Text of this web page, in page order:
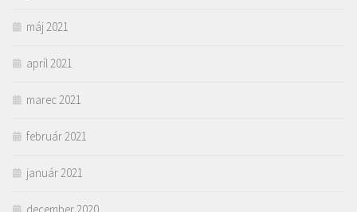
máj 2021
apríl 2021
marec 2021
február 2021
január 2021